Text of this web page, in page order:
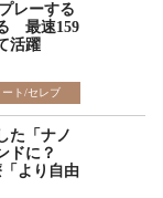
レーする
最速159
活躍
ート/セレブ
た「ナノ
ドに？
より自由